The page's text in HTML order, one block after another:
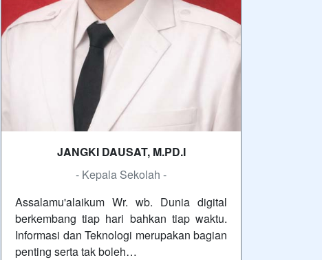
JANGKI DAUSAT, M.PD.I
- Kepala Sekolah -
Assalamu'alaikum Wr. wb. Dunia digital
berkembang tiap hari bahkan tiap waktu.
Informasi dan Teknologi merupakan bagian
penting serta tak boleh…